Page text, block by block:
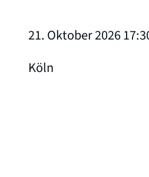
21. Oktober 2026
Köln